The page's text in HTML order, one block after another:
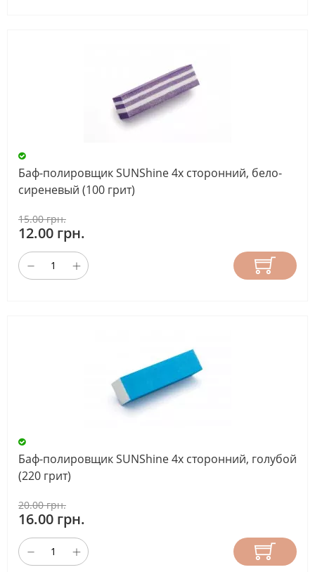
Баф-полировщик SUNShine 4х сторонний, бело-
сиреневый (100 грит)
15.00 грн.
12.00 грн.
Баф-полировщик SUNShine 4х сторонний, голубой
(220 грит)
20.00 грн.
16.00 грн.